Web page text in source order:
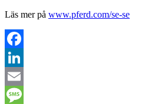
Läs mer på www.pferd.com/se-se
Facebook
LinkedIn
Email